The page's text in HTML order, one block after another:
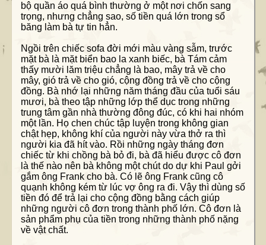
bộ quần áo quá bình thường ở một nơi chốn sang
trọng, nhưng chẳng sao, số tiền quá lớn trong sổ
băng làm bà tự tin hẳn.
Ngồi trên chiếc sofa đời mới màu vàng sẫm, trước
mặt bà là mặt biển bao la xanh biếc, bà Tám cảm
thấy mười lăm triệu chẳng là bao, mây trả về cho
mây, gió trả về cho gió, cộng đồng trả về cho cộng
đồng. Bà nhớ lại những năm tháng đầu của tuổi sáu
mươi, bà theo tập những lớp thể dục trong những
trung tâm gần nhà thường đông đúc, có khi hai nhóm
một lần. Họ chen chúc tập luyện trong không gian
chật hẹp, không khí của người này vừa thở ra thì
người kia đã hít vào. Rồi những ngày tháng đơn
chiếc từ khi chồng bà bỏ đi, bà đã hiểu được cô đơn
là thế nào nên bà không một chút do dự khi Paul gởi
gắm ông Frank cho bà. Có lẽ ông Frank cũng cô
quạnh không kém từ lúc vợ ông ra đi. Vậy thì dùng số
tiền đó để trả lại cho cộng đồng bằng cách giúp
những người cô đơn trong thành phố lớn. Cô đơn là
sản phẩm phụ của tiền trong những thành phố nặng
về vật chất.